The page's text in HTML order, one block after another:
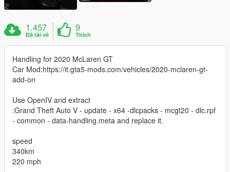
1.457
Đã tải về
9
Thích
Handling for 2020 McLaren GT
Car Mod:https://it.gta5-mods.com/vehicles/2020-mclaren-gt-
add-on
Use OpenIV and extract
:Grand Theft Auto V - update - x64 -dlcpacks - mcgt20 - dlc.rpf
- common - data-handling.meta and replace it.
speed
340km
220 mph